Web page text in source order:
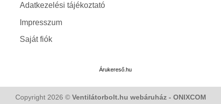
Adatkezelési tájékoztató
Impresszum
Saját fiók
Árukereső.hu
Copyright 2026 © Ventilátorbolt.hu webáruház - ONIXCOM